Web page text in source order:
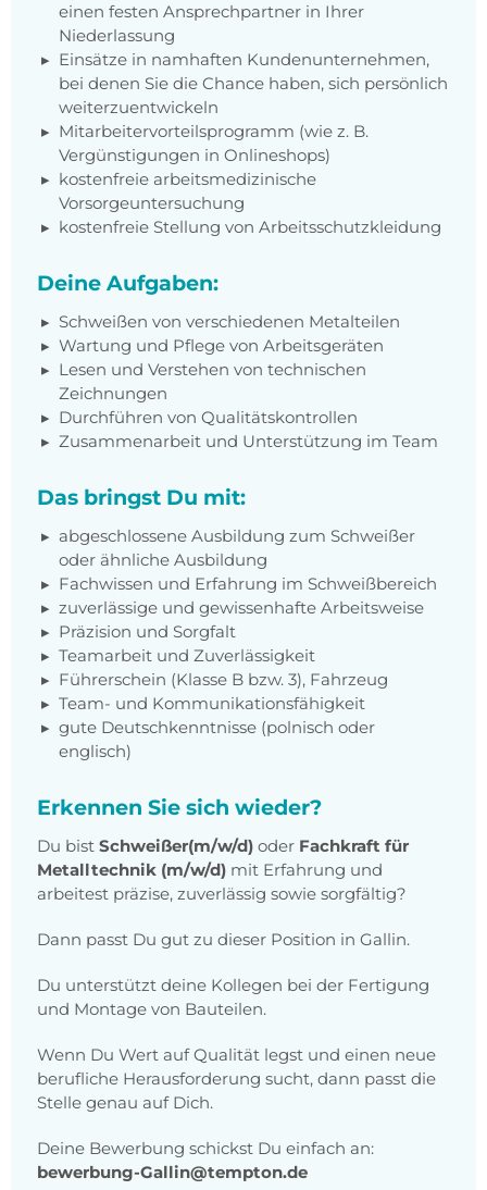
einen festen Ansprechpartner in Ihrer
Niederlassung
Einsätze in namhaften Kundenunternehmen,
bei denen Sie die Chance haben, sich persönlich
weiterzuentwickeln
Mitarbeitervorteilsprogramm (wie z. B.
Vergünstigungen in Onlineshops)
kostenfreie arbeitsmedizinische
Vorsorgeuntersuchung
kostenfreie Stellung von Arbeitsschutzkleidung
Deine Aufgaben:
Schweißen von verschiedenen Metalteilen
Wartung und Pflege von Arbeitsgeräten
Lesen und Verstehen von technischen
Zeichnungen
Durchführen von Qualitätskontrollen
Zusammenarbeit und Unterstützung im Team
Das bringst Du mit:
abgeschlossene Ausbildung zum Schweißer
oder ähnliche Ausbildung
Fachwissen und Erfahrung im Schweißbereich
zuverlässige und gewissenhafte Arbeitsweise
Präzision und Sorgfalt
Teamarbeit und Zuverlässigkeit
Führerschein (Klasse B bzw. 3), Fahrzeug
Team- und Kommunikationsfähigkeit
gute Deutschkenntnisse (polnisch oder
englisch)
Erkennen Sie sich wieder?
Du bist Schweißer(m/w/d) oder Fachkraft für
Metalltechnik (m/w/d) mit Erfahrung und
arbeitest präzise, zuverlässig sowie sorgfältig?
Dann passt Du gut zu dieser Position in Gallin.
Du unterstützt deine Kollegen bei der Fertigung
und Montage von Bauteilen.
Wenn Du Wert auf Qualität legst und einen neue
berufliche Herausforderung sucht, dann passt die
Stelle genau auf Dich.
Deine Bewerbung schickst Du einfach an:
bewerbung-Gallin@tempton.de